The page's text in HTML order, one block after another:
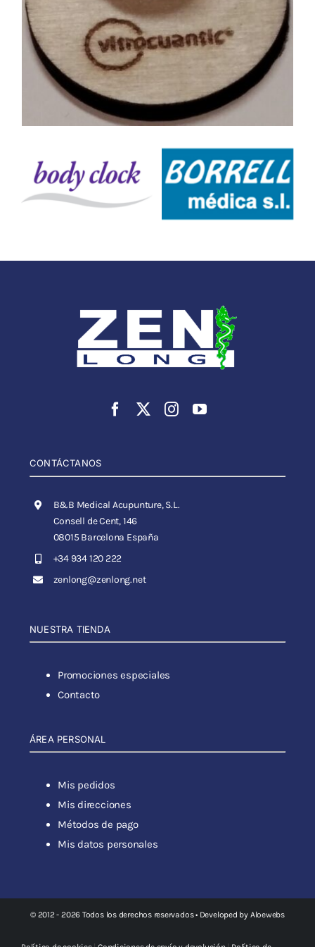
CONTÁCTANOS
B&B Medical Acupunture, S.L.
Consell de Cent, 146
08015 Barcelona España
+34 934 120 222
zenlong@zenlong.net
NUESTRA TIENDA
Promociones especiales
Contacto
ÁREA PERSONAL
Mis pedidos
Mis direcciones
Métodos de pago
Mis datos personales
© 2012 - 2026 Todos los derechos reservados • Developed by Aloewebs